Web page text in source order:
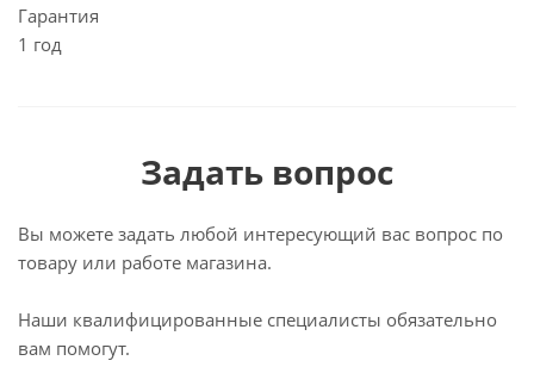
Гарантия
1 год
Задать вопрос
Вы можете задать любой интересующий вас вопрос по
товару или работе магазина.
Наши квалифицированные специалисты обязательно
вам помогут.